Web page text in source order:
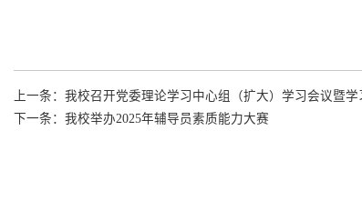
上一条： 我校召开党委理论学习中心组（扩大）学习会议暨
下一条： 我校举办2025年辅导员素质能力大赛